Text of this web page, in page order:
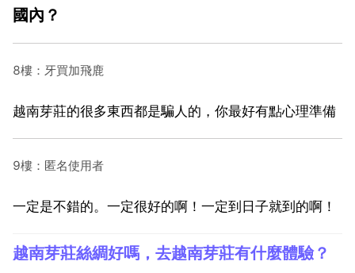
國內？
8樓：牙買加飛鹿
越南芽莊的很多東西都是騙人的，你最好有點心理準備
9樓：匿名使用者
一定是不錯的。一定很好的啊！一定到日子就到的啊！
越南芽莊絲綢好嗎，去越南芽莊有什麼體驗？